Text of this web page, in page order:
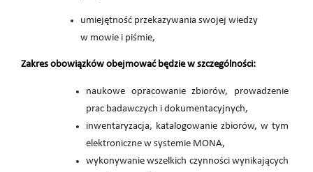
umiejętność przekazywania swojej wiedzy
w mowie i piśmie,
Zakres obowiązków obejmować będzie w szczególności:
naukowe opracowanie zbiorów, prowadzenie
prac badawczych i dokumentacyjnych,
inwentaryzacja, katalogowanie zbiorów, w tym
elektroniczne w systemie MONA,
wykonywanie wszelkich czynności wynikających